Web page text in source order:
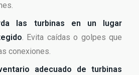
las turbinas en un lugar
. Evita caídas o golpes que
conexiones.
adecuado de turbinas